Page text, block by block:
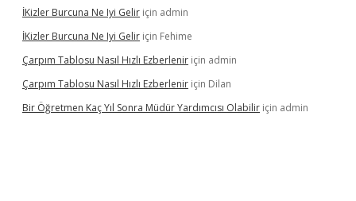
İKizler Burcuna Ne Iyi Gelir için admin
İKizler Burcuna Ne Iyi Gelir için Fehime
Çarpım Tablosu Nasıl Hızlı Ezberlenir için admin
Çarpım Tablosu Nasıl Hızlı Ezberlenir için Dilan
Bir Öğretmen Kaç Yıl Sonra Müdür Yardımcısı Olabilir için admin